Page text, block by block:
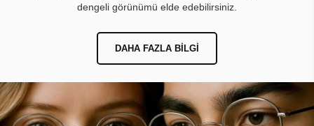
dengeli görünümü elde edebilirsiniz.
DAHA FAZLA BILGI